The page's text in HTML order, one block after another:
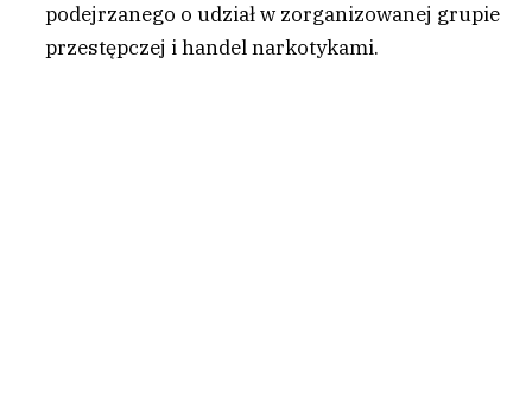
podejrzanego o udział w zorganizowanej grupie
przestępczej i handel narkotykami.